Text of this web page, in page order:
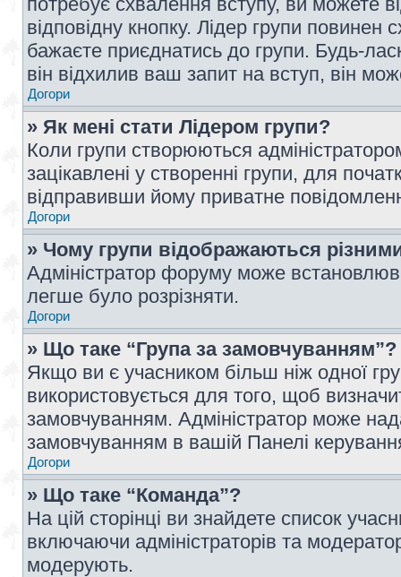
відповідну кнопку. Лідер групи
бажаєте приєднатись до групи. Будь-
він відхилив ваш запит на вступ, він
Догори
» Як мені стати Лідером групи?
Коли групи створюються
зацікавлені у створенні групи, для
відправивши йому приватне
Догори
» Чому групи відображаються
Адміністратор форуму може
легше було розрізняти.
Догори
» Що таке “Група за замовчуванням”?
Якщо ви є учасником більш ніж одної
використовується для того, щоб
замовчуванням. Адміністратор може
замовчуванням в вашій Панелі
Догори
» Що таке “Команда”?
На цій сторінці ви знайдете список
включаючи адміністраторів та
модерують.